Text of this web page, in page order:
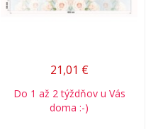
21,01 €
Do 1 až 2 týždňov u Vás
doma :-)